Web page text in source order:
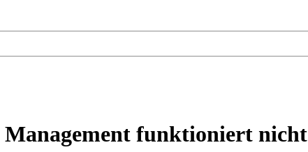
Management funktioniert nicht